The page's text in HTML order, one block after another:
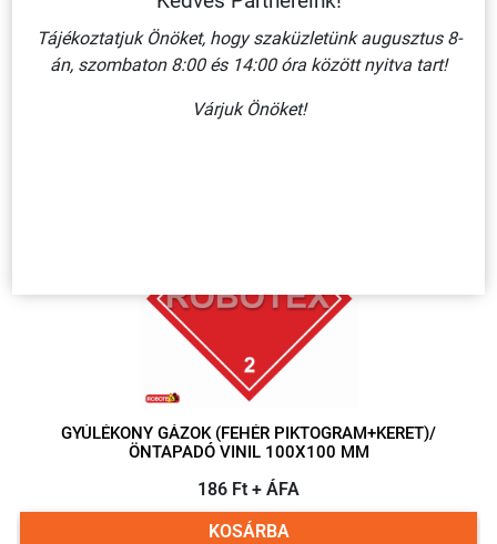
az igénybevétel meghatározó.
Tekintse meg teljesADR bárca kínálatunkat
GYÚLÉKONY GÁZOK (FEHÉR PIKTOGRAM+KERET)/
ÖNTAPADÓ VINIL 100X100 MM
186 Ft + ÁFA
KOSÁRBA
Tájékoztatjuk Önöket, hogy szaküzletünk augusztus 8-
án, szombaton 8:00 és 14:00 óra között nyitva tart!
Várjuk Önöket!